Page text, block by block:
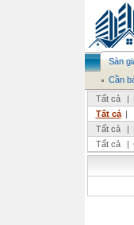
Sàn
Cần
Tất cả
|
Tất cả |
Tất cả
|
Tất cả
|